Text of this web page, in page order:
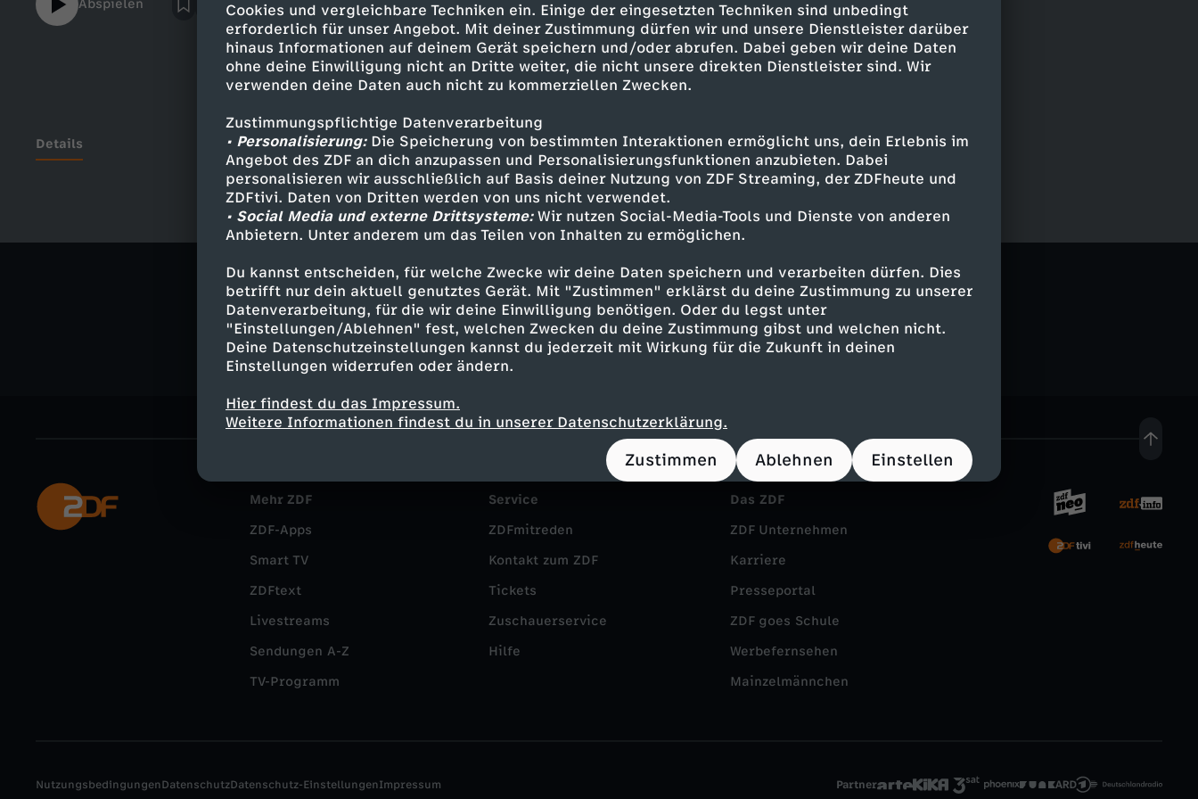
Cookies und vergleichbare Techniken ein. Einige der eingesetzten Techniken sind unbedingt
erforderlich für unser Angebot. Mit deiner Zustimmung dürfen wir und unsere Dienstleister darüber
hinaus Informationen auf deinem Gerät speichern und/oder abrufen. Dabei geben wir deine Daten
ohne deine Einwilligung nicht an Dritte weiter, die nicht unsere direkten Dienstleister sind. Wir
verwenden deine Daten auch nicht zu kommerziellen Zwecken.
Zustimmungspflichtige Datenverarbeitung
• Personalisierung:Die Speicherung von bestimmten Interaktionen ermöglicht uns, dein Erlebnis im
Angebot des ZDF an dich anzupassen und Personalisierungsfunktionen anzubieten. Dabei
personalisieren wir ausschließlich auf Basis deiner Nutzung von ZDF Streaming, der ZDFheute und
ZDFtivi. Daten von Dritten werden von uns nicht verwendet.
• Social Media und externe Drittsysteme:Wir nutzen Social-Media-Tools und Dienste von anderen
Anbietern. Unter anderem um das Teilen von Inhalten zu ermöglichen.
Du kannst entscheiden, für welche Zwecke wir deine Daten speichern und verarbeiten dürfen. Dies
betrifft nur dein aktuell genutztes Gerät. Mit "Zustimmen" erklärst du deine Zustimmung zu unserer
Datenverarbeitung, für die wir deine Einwilligung benötigen. Oder du legst unter
"Einstellungen/Ablehnen" fest, welchen Zwecken du deine Zustimmung gibst und welchen nicht.
Deine Datenschutzeinstellungen kannst du jederzeit mit Wirkung für die Zukunft in deinen
Einstellungen widerrufen oder ändern.
Hier findest du das Impressum.
Weitere Informationen findest du in unserer Datenschutzerklärung.
Zustimmen Ablehnen Einstellen
Abspielen
Details
Ähnliche Inhalte entdecken
Geschichte Explainer informativ
Untertitel
MrWissen2go Geschichte
Mehr ZDF
ZDF-Apps
Smart TV
ZDFtext
Livestreams
Sendungen A-Z
TV-Programm
Service
ZDFmitreden
Kontakt zum ZDF
Tickets
Zuschauerservice
Hilfe
Das ZDF
ZDF Unternehmen
Karriere
Presseportal
ZDF goes Schule
Werbefernsehen
Mainzelmännchen
Partner
NutzungsbedingungenDatenschutzDatenschutz-EinstellungenImpressum